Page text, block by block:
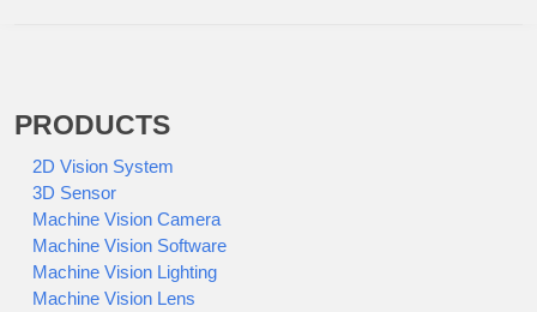
PRODUCTS
2D Vision System
3D Sensor
Machine Vision Camera
Machine Vision Software
Machine Vision Lighting
Machine Vision Lens